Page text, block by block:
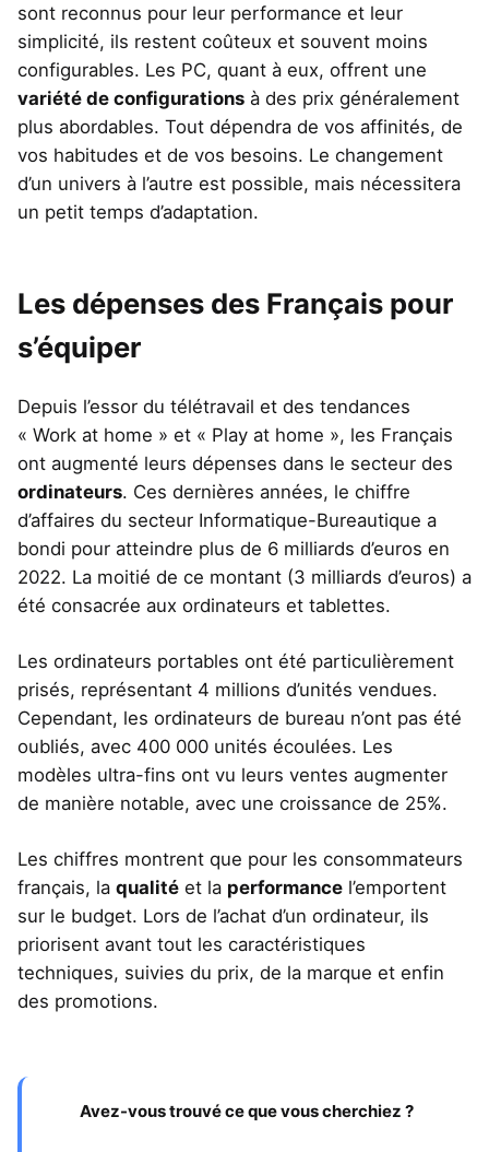
sont reconnus pour leur performance et leur
simplicité, ils restent coûteux et souvent moins
configurables. Les PC, quant à eux, offrent une
variété de configurations à des prix généralement
plus abordables. Tout dépendra de vos affinités, de
vos habitudes et de vos besoins. Le changement
d’un univers à l’autre est possible, mais nécessitera
un petit temps d’adaptation.
Les dépenses des Français pour
s’équiper
Depuis l’essor du télétravail et des tendances
« Work at home » et « Play at home », les Français
ont augmenté leurs dépenses dans le secteur des
ordinateurs. Ces dernières années, le chiffre
d’affaires du secteur Informatique-Bureautique a
bondi pour atteindre plus de 6 milliards d’euros en
2022. La moitié de ce montant (3 milliards d’euros) a
été consacrée aux ordinateurs et tablettes.
Les ordinateurs portables ont été particulièrement
prisés, représentant 4 millions d’unités vendues.
Cependant, les ordinateurs de bureau n’ont pas été
oubliés, avec 400 000 unités écoulées. Les
modèles ultra-fins ont vu leurs ventes augmenter
de manière notable, avec une croissance de 25%.
Les chiffres montrent que pour les consommateurs
français, la qualité et la performance l’emportent
sur le budget. Lors de l’achat d’un ordinateur, ils
priorisent avant tout les caractéristiques
techniques, suivies du prix, de la marque et enfin
des promotions.
Avez-vous trouvé ce que vous cherchiez ?